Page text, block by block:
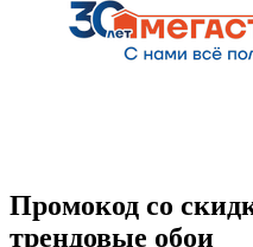
Промокод со
трендовые обои